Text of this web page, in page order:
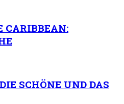
CARIBBEAN:
SCHÖNE UND DAS